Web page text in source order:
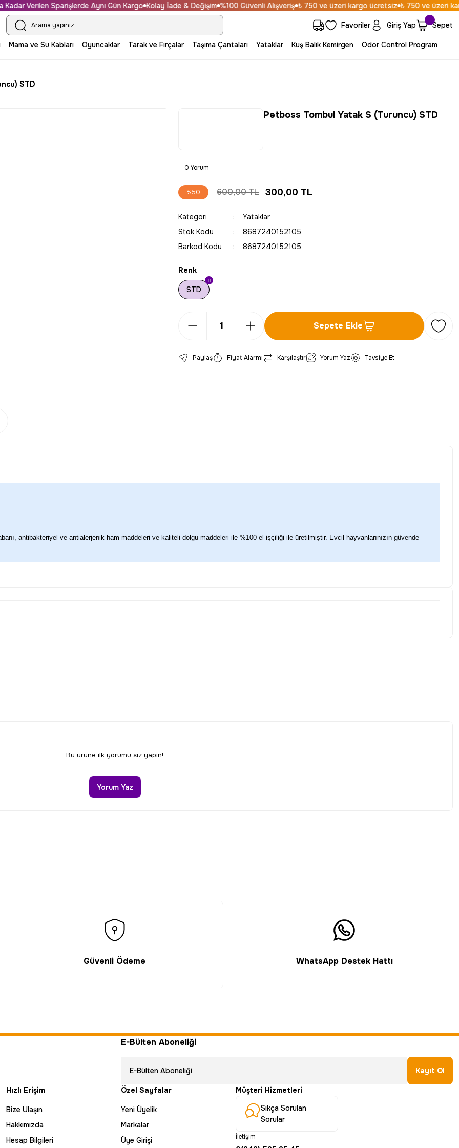
Verilen Sparişlerde Aynı Gün Kargo Kolay İade & Değişim %100 Güvenli Alışveriş ₺ 750 ve üzeri kargo ücretsiz ₺ 750 ve üzeri
Favoriler Giriş Yap Sepet
Mama ve Su Kabları Oyuncaklar Tarak ve Fırçalar Taşıma Çantaları Yataklar Kuş Balık Kemirgen Odor Control Program
STD
Petboss Tombul Yatak S (Turuncu) STD
0 Yorum
%50 600,00 TL 300,00 TL
Kategori
Yataklar
Stok Kodu
8687240152105
Barkod Kodu
8687240152105
Renk
STD
Sepete Ekle
Paylaş Fiyat Alarmı Karşılaştır Yorum Yaz Tavsiye Et
antibakteriyel ve antialerjenik ham maddeleri ve kaliteli dolgu maddeleri ile %100 el işçiliği ile üretilmiştir. Evcil hayvanlarınızın güvende
Bu ürüne ilk yorumu siz yapın!
Yorum Yaz
Güvenli Ödeme WhatsApp Destek Hattı
E-Bülten Aboneliği
Kayıt Ol
Hızlı Erişim
Bize Ulaşın
Hakkımızda
Hesap Bilgileri
Özel Sayfalar
Yeni Üyelik
Markalar
Üye Girişi
Müşteri Hizmetleri
Sıkça Sorulan
Sorular
İletişim